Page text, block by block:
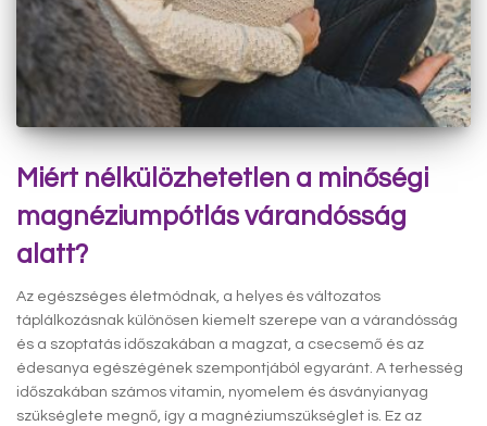
Miért nélkülözhetetlen a minőségi
magnéziumpótlás várandósság
alatt?
Az egészséges életmódnak, a helyes és változatos
táplálkozásnak különösen kiemelt szerepe van a várandósság
és a szoptatás időszakában a magzat, a csecsemő és az
édesanya egészégének szempontjából egyaránt. A terhesség
időszakában számos vitamin, nyomelem és ásványianyag
szükséglete megnő, így a magnéziumszükséglet is. Ez az